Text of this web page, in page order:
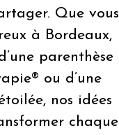
Que vous
à Bordeaux,
parenthèse
ou d’une
nos idées
chaque